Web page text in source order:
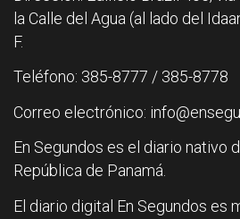
la Calle del Agua (al lado del
F.
Teléfono: 385-8777 / 385-8778
Correo electrónico:
En Segundos es el diario nativo
República de Panamá.
El diario digital En Segundos es